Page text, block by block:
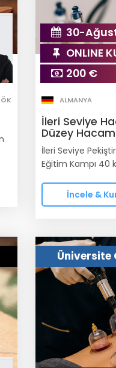
30-
ONLINE
200 €
ALMANYA
İleri Seviye
Düzey
İleri Seviye
Eğitim Kampı 40
İncele &
Üniversite